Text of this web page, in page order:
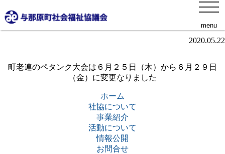
menu
町老連ペタンク大会の日程変更について
2020.05.22
町老連のペタンク大会は６月２５日（木）から６月２９日
（金）に変更なりました
ホーム
社協について
事業紹介
活動について
情報公開
お問合せ